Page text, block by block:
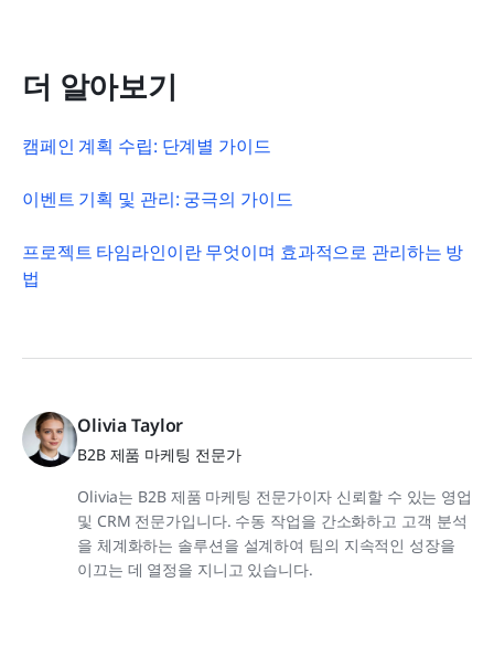
더 알아보기
캠페인 계획 수립: 단계별 가이드
이벤트 기획 및 관리: 궁극의 가이드
프로젝트 타임라인이란 무엇이며 효과적으로 관리하는 방
법
Olivia Taylor
B2B 제품 마케팅 전문가
Olivia는 B2B 제품 마케팅 전문가이자 신뢰할 수 있는 영업
및 CRM 전문가입니다. 수동 작업을 간소화하고 고객 분석
을 체계화하는 솔루션을 설계하여 팀의 지속적인 성장을
이끄는 데 열정을 지니고 있습니다.